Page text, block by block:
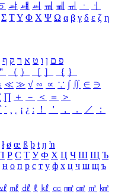
ㆇ ㆈ ㆉ ㆊ ㆋ ㆌ ㆍ
ㆎ
Σ ΤΥ Φ Χ Ψ Ω α β γ δ ε ζ η
פ ם ן ו ט א ר ק ף
＂ （ ） ［ ］ ｛ ｝
≪ ≫ √ ∽ ∝ ∵ ∫ ∬ ∈ ∋
∏ ＋ － ＜ ＝
＞
˚ ˙ ¸ ¡ ¿ ː ！ ＇ ， ． ／
：
ł ø œ ß þ ŧ ŋ ŉ
Р С Т У Ф Х Ц Ч Ш Щ Ъ
н о п р с т у ф х ц ч ш щ ъ
㎖ ㎗ ℓ ㎘ ㏄ ㎣ ㎤ ㎥ ㎦